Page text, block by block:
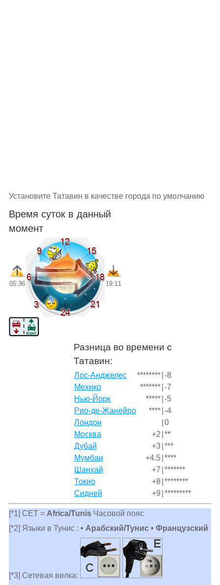
Установите Татавин в качестве города по умолчанию
Время суток в данный
момент
05:36 19:11
Разница во времени с
Татавин:
Лос-Анджелес ******** -8
Мехико
******* -7
Нью-Йорк
***** -5
Рио-де-Жанейро
**** -4
Лондон
0
Москва
+2 **
Дубай
+3 ***
Мумбаи
+4.5 ****
Шанхай
+7 *******
Токио
+8 ********
Сидней
+9 *********
[*1] CET = Africa/TunisЧасовой пояс
[*2] Языки в Тунис : • Арабский/Тунис • Французский
[*3] Сетевая вилка: